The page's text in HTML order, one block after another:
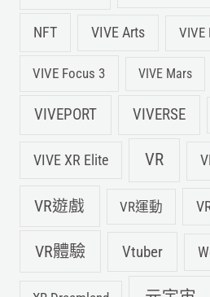
NFT VIVE Arts VIVE
VIVE Focus 3 VIVE Mars
VIVEPORT VIVERSE
VIVE XR Elite VR
VR遊戲 VR運動
VR體驗 Vtuber